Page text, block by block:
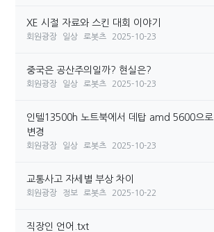
XE 시절 자료와 스킨 대회 이야기
회원광장 일상 로봇츠 2025-10-23
중국은 공산주의일까? 현실은?
회원광장 일상 로봇츠 2025-10-23
인텔13500h 노트북에서 데탑 amd 5600으로
변경
회원광장 일상 로봇츠 2025-10-23
교통사고 자세별 부상 차이
회원광장 정보 로봇츠 2025-10-22
직장인 언어.txt